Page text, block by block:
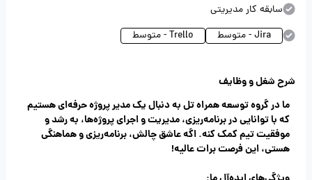
سابقه کار مدیریتی
Jira - متوسط
Trello - متوسط
شرح شغل و وظایف
ما در گروه توسعه همراه تل به دنبال یک مدیر پروژه حرفه‌ای هستیم
که با توانایی در برنامه‌ریزی، مدیریت و اجرای پروژه‌ها، به رشد و
موفقیت تیم کمک کنه. اگه عاشق چالش، برنامه‌ریزی و هماهنگی
هستی، این فرصت برات عالیه!